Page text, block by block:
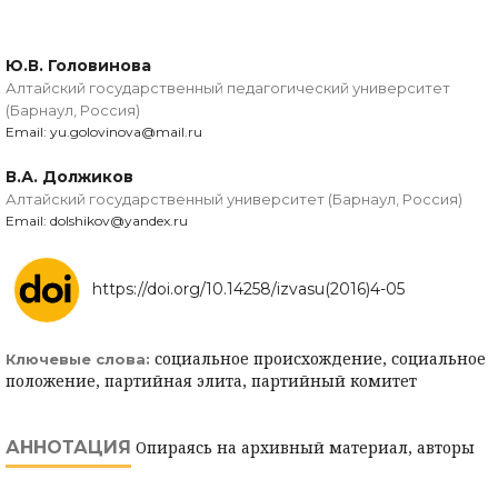
Ю.В. Головинова
Алтайский государственный педагогический университет
(Барнаул, Россия)
Email: yu.golovinova@mail.ru
В.А. Должиков
Алтайский государственный университет (Барнаул, Россия)
Email: dolshikov@yandex.ru
https://doi.org/10.14258/izvasu(2016)4-05
Ключевые слова: социальное происхождение, социальное
положение, партийная элита, партийный комитет
АННОТАЦИЯ Опираясь на архивный материал, авторы